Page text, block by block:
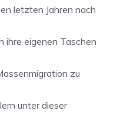
letzten Jahren nach
ihre eigenen Taschen
zu
unter dieser